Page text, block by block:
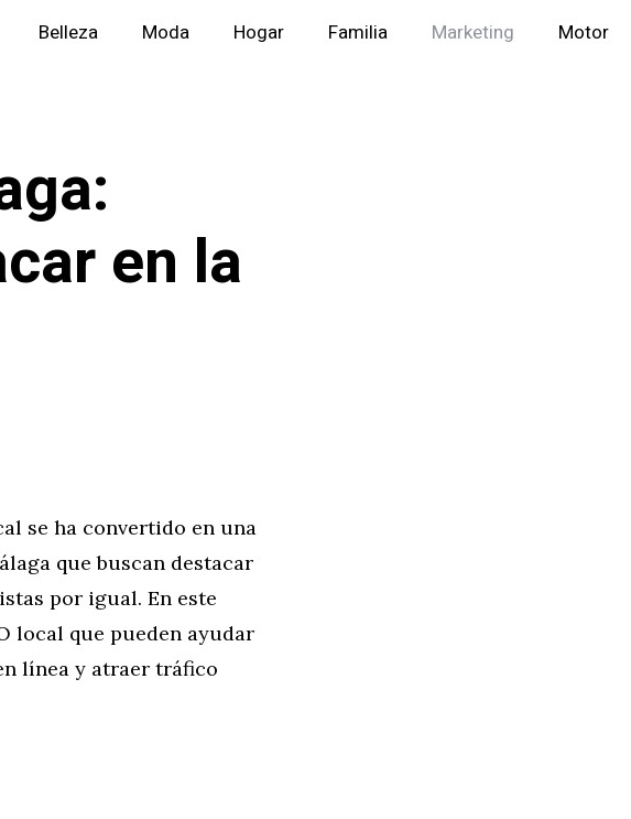
Belleza Moda Hogar Familia Marketing Motor
en la
se ha convertido en una
que buscan destacar
por igual. En este
local que pueden ayudar
línea y atraer tráfico